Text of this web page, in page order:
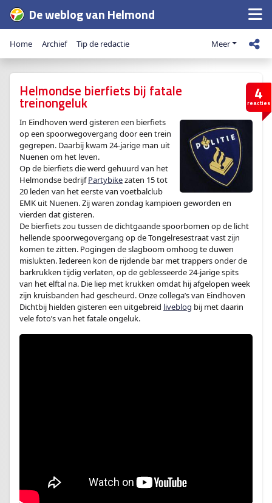
De weblog van Helmond
Home Archief Tip de redactie Meer
4
reacties
Helmondse bierfiets bij fatale
treinongeluk
In Eindhoven werd gisteren een bierfiets
op een spoorwegovergang door een trein
gegrepen. Daarbij kwam 24-jarige man uit
Nuenen om het leven.
Op de bierfiets die werd gehuurd van het
Helmondse bedrijfPartybikezaten 15 tot
20 leden van het eerste van voetbalclub
EMK uit Nuenen. Zij waren zondag kampioen geworden en
vierden dat gisteren.
De bierfiets zou tussen de dichtgaande spoorbomen op de licht
hellende spoorwegovergang op de Tongelresestraat vast zijn
komen te zitten. Pogingen de slagboom omhoog te duwen
mislukten. Iedereen kon de rijdende bar met trappers onder de
barkrukken tijdig verlaten, op de geblesseerde 24-jarige spits
van het elftal na. Die liep met krukken omdat hij afgelopen week
zijn kruisbanden had gescheurd. Onze collega’s van Eindhoven
Dichtbij hielden gisteren een uitgebreid liveblog bij met daarin
vele foto’s van het fatale ongeluk.